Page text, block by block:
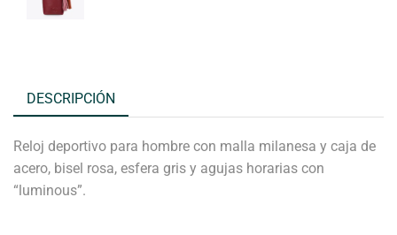
DESCRIPCIÓN
Reloj deportivo para hombre con malla milanesa y caja de
acero, bisel rosa, esfera gris y agujas horarias con
“luminous”.